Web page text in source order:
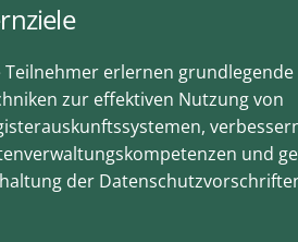
Teilnehmer erlernen
zur effektiven Nutzung von
und
der